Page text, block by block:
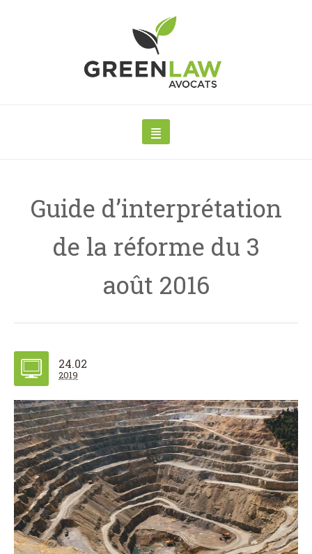
Guide d’interprétation
de la réforme du 3
août 2016
24.02
2019